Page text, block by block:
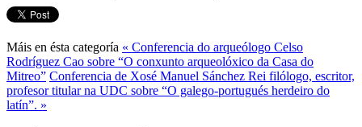
Máis en ésta categoría « Conferencia do arqueólogo Celso
Rodríguez Cao sobre “O conxunto arqueolóxico da Casa do
Mitreo” Conferencia de Xosé Manuel Sánchez Rei filólogo, escritor,
profesor titular na UDC sobre “O galego-portugués herdeiro do
latín”. »